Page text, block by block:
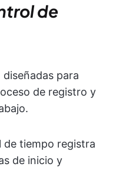
de
para
de registro y
de tiempo registra
de inicio y